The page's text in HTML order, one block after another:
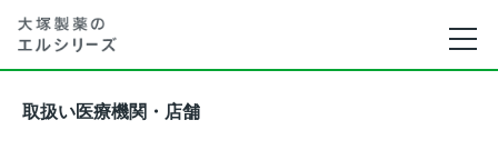
取扱い医療機関・店舗